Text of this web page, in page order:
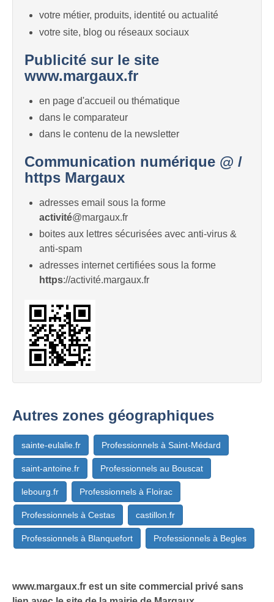
votre métier, produits, identité ou actualité
votre site, blog ou réseaux sociaux
Publicité sur le site
www.margaux.fr
en page d'accueil ou thématique
dans le comparateur
dans le contenu de la newsletter
Communication numérique @ /
https Margaux
adresses email sous la forme
activité@margaux.fr
boites aux lettres sécurisées avec anti-virus &
anti-spam
adresses internet certifiées sous la forme
https://activité.margaux.fr
Autres zones géographiques
sainte-eulalie.fr Professionnels à Saint-Médard
saint-antoine.fr Professionnels au Bouscat
lebourg.fr Professionnels à Floirac
Professionnels à Cestas castillon.fr
Professionnels à Blanquefort Professionnels à Begles
www.margaux.fr est un site commercial privé sans